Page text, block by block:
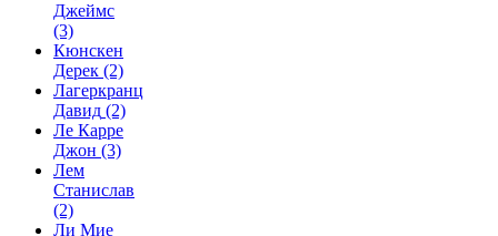
Джеймс
(3)
Кюнскен
Дерек (2)
Лагеркранц
Давид (2)
Ле Карре
Джон (3)
Лем
Станислав
(2)
Ли Мие